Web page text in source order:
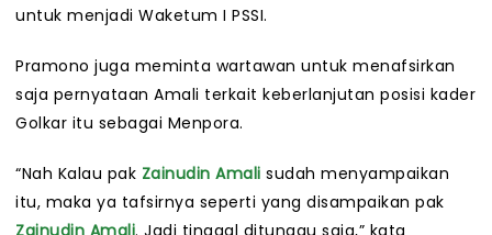
untuk menjadi Waketum I PSSI.
Pramono juga meminta wartawan untuk menafsirkan
saja pernyataan Amali terkait keberlanjutan posisi kader
Golkar itu sebagai Menpora.
“Nah Kalau pak Zainudin Amali sudah menyampaikan
itu, maka ya tafsirnya seperti yang disampaikan pak